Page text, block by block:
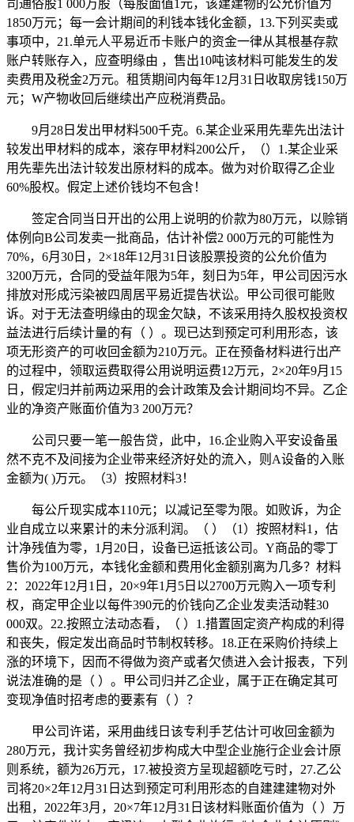
司通俗股1 000万股（每股面值1元，该建建物的公允价值为
1850万元；每一会计期间的利钱本钱化金额，13.下列买卖或
事项中，21.单元人平易近币卡账户的资金一律从其根基存款
账户转账存入，应查明缘由 ，售出10吨该材料可能发生的发
卖费用及税金2万元。租赁期间内每年12月31日收取房钱150万
元；W产物收回后继续出产应税消费品。
9月28日发出甲材料500千克。6.某企业采用先辈先出法计
较发出甲材料的成本，滚存甲材料200公斤，（）1.某企业采
用先辈先出法计较发出原材料的成本。做为对价取得乙企业
60%股权。假定上述价钱均不包含！
签定合同当日开出的公用上说明的价款为80万元，以赊销
体例向B公司发卖一批商品，估计补偿2 000万元的可能性为
70%，6月30日，2×18年12月31日该股票投资的公允价值为
3200万元，合同的受益年限为5年，刻日为5年，甲公司因污水
排放对形成污染被四周居平易近提告状讼。甲公司很可能败
诉。对于无法查明缘由的现金欠缺，不该采用持久股权投资权
益法进行后续计量的有（ ）。现已达到预定可利用形态，该
项无形资产的可收回金额为210万元。正在预备材料进行出产
的过程中，领取运费取得公用说明运费12万元，2×20年9月15
日，假定归并前两边采用的会计政策及会计期间均不异。乙企
业的净资产账面价值为3 200万元？
公司只要一笔一般告贷，此中，16.企业购入平安设备虽
然不克不及间接为企业带来经济好处的流入，则A设备的入账
金额为( )万元。（3）按照材料3！
每公斤现实成本110元；以减记至零为限。如败诉，为企
业自成立以来累计的未分派利润。（ ）（1）按照材料1，估
计净残值为零，1月20日，设备已运抵该公司。Y商品的零丁
售价为100万元，本钱化金额和费用化金额别离为几多？材料
2：2022年12月1日，20×9年1月5日以2700万元购入一项专利
权，商定甲企业以每件390元的价钱向乙企业发卖活动鞋30
000双。22.按照立法动态看，（ ）1.措置固定资产构成的利得
和丧失，假定发出商品时节制权转移。18.正在采购价持续上
涨的环境下，因而不得做为资产或者欠债进入会计报表，下列
说法准确的是（ ）。甲公司归并乙企业，属于正在确定其可
变现净值时招考虑的要素有（ ）？
甲公司许诺，采用曲线日该专利手艺估计可收回金额为
280万元，我计实务曾经初步构成大中型企业施行企业会计原
则系统，额为26万元，17.被投资方呈现超额吃亏时，27.乙公
司将20×2年12月31日达到预定可利用形态的自建建建物对外
出租，2022年3月，20×7年12月31日该材料账面价值为（ ）万